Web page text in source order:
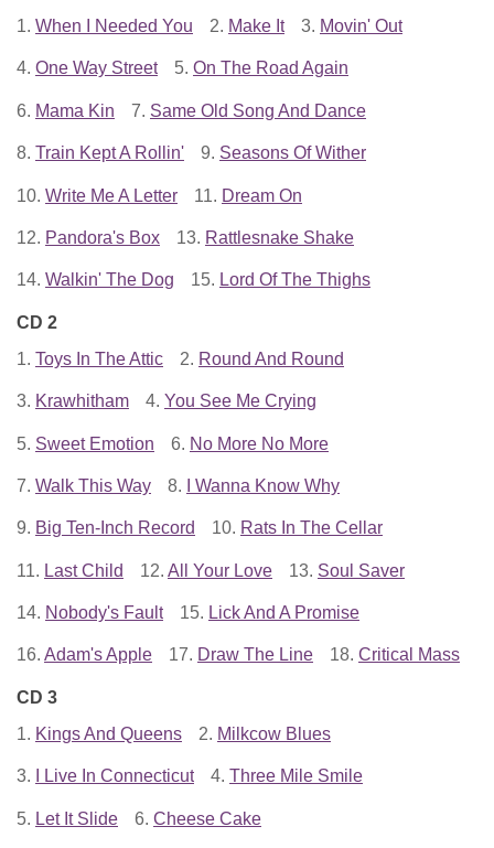
1. When I Needed You 2. Make It 3. Movin' Out
4. One Way Street 5. On The Road Again
6. Mama Kin 7. Same Old Song And Dance
8. Train Kept A Rollin' 9. Seasons Of Wither
10. Write Me A Letter 11. Dream On
12. Pandora's Box 13. Rattlesnake Shake
14. Walkin' The Dog 15. Lord Of The Thighs
CD 2
1. Toys In The Attic 2. Round And Round
3. Krawhitham 4. You See Me Crying
5. Sweet Emotion 6. No More No More
7. Walk This Way 8. I Wanna Know Why
9. Big Ten-Inch Record 10. Rats In The Cellar
11. Last Child 12. All Your Love 13. Soul Saver
14. Nobody's Fault 15. Lick And A Promise
16. Adam's Apple 17. Draw The Line 18. Critical Mass
CD 3
1. Kings And Queens 2. Milkcow Blues
3. I Live In Connecticut 4. Three Mile Smile
5. Let It Slide 6. Cheese Cake